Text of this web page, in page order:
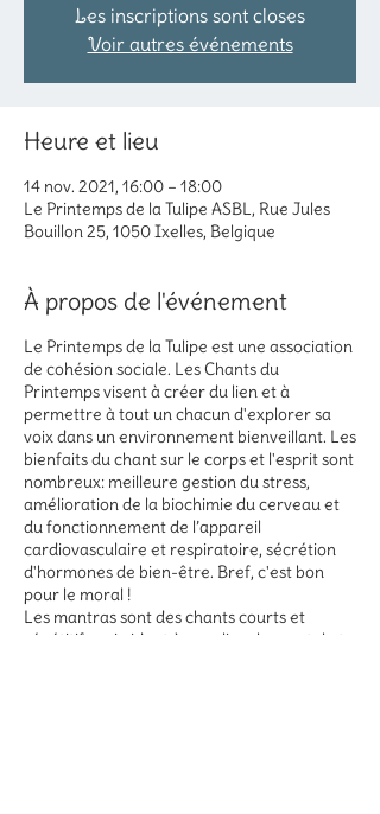
Les inscriptions sont closes
Voir autres événements
Heure et lieu
14 nov. 2021, 16:00 – 18:00
Le Printemps de la Tulipe ASBL, Rue Jules
Bouillon 25, 1050 Ixelles, Belgique
À propos de l'événement
Le Printemps de la Tulipe est une association
de cohésion sociale. Les Chants du
Printemps visent à créer du lien et à
permettre à tout un chacun d'explorer sa
voix dans un environnement bienveillant. Les
bienfaits du chant sur le corps et l'esprit sont
nombreux: meilleure gestion du stress,
amélioration de la biochimie du cerveau et
du fonctionnement de l’appareil
cardiovasculaire et respiratoire, sécrétion
d'hormones de bien-être. Bref, c'est bon
pour le moral !
Les mantras sont des chants courts et
répétitifs qui aident à canaliser le mental et